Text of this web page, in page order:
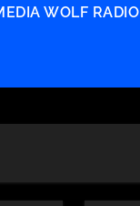
WOLF RADIO